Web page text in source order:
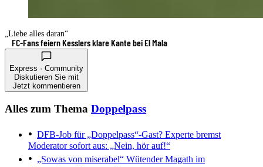
„Liebe alles daran“
FC-Fans feiern Kesslers klare Kante bei El Mala
Express · Community
Diskutieren Sie mit
Jetzt kommentieren
Alles zum Thema Doppelpass
DFB-Job für „Doppelpass“-Gast? Experte bremst
Moderator sofort aus: „Nein, hör auf!“
„Sowas von miserabel“ Wütender Magath im